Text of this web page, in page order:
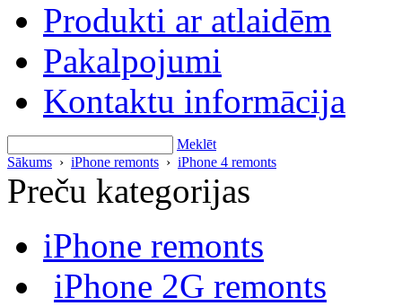
Produkti ar atlaidēm
Pakalpojumi
Kontaktu informācija
Meklēt
Sākums › iPhone remonts › iPhone 4 remonts
Preču kategorijas
iPhone remonts
iPhone 2G remonts